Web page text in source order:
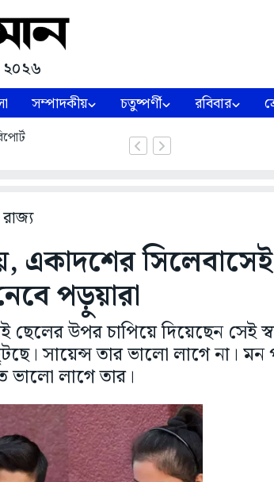
সম্পাদকীয় চতুষ্পর্ণী রবিবার
একাদশের সিলেবাসেই
পড়ুয়ারা
ছেলের উপর চাপিয়ে দিয়েছেন সেই
সায়েন্স তার ভালো লাগে না।
ভালো লাগে তার।